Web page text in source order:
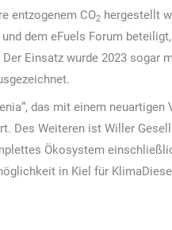
entzogenem CO2 hergestellt
dem eFuels Forum
Einsatz wurde 2023 sogar
das mit einem neuartigen
Des Weiteren ist Willer
Ökosystem
in Kiel für